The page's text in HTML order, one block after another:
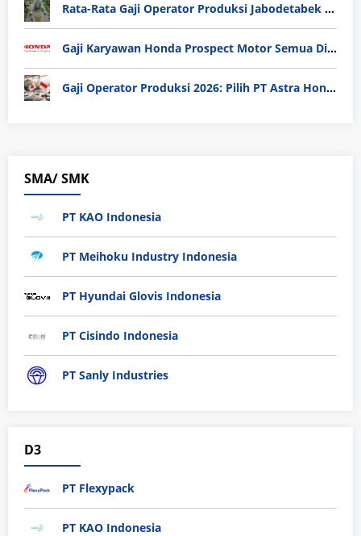
Rata-Rata Gaji Operator Produksi Jabodetabek 2025: Bedah Tuntas UMK, Lemburan, dan Realita Hidup Buruh
Gaji Karyawan Honda Prospect Motor Semua Divisi
Gaji Operator Produksi 2026: Pilih PT Astra Honda Motor (AHM) atau Manufaktur di Jepang?
SMA/ SMK
PT KAO Indonesia
PT Meihoku Industry Indonesia
PT Hyundai Glovis Indonesia
PT Cisindo Indonesia
PT Sanly Industries
D3
PT Flexypack
PT KAO Indonesia